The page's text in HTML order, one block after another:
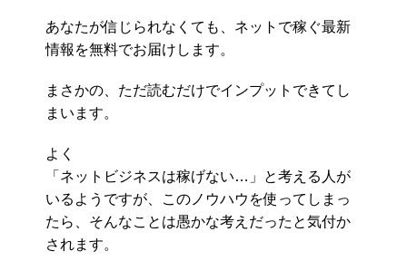
あなたが信じられなくても、ネットで稼ぐ最新
情報を無料でお届けします。
まさかの、ただ読むだけでインプットできてし
まいます。
よく
「ネットビジネスは稼げない…」と考える人が
いるようですが、このノウハウを使ってしまっ
たら、そんなことは愚かな考えだったと気付か
されます。